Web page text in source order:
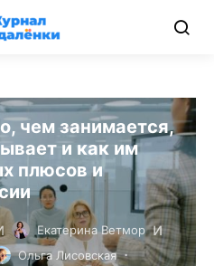
чем занимается,
и как им
плюсов и
Екатерина Ветмор и
Ольга Лисовская